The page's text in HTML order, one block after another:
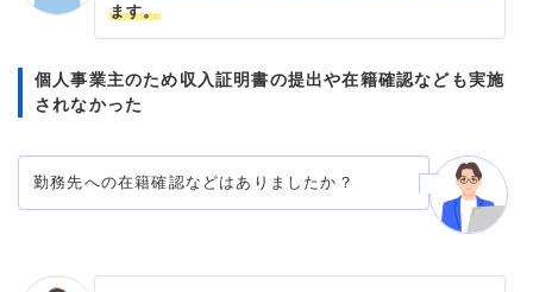
ます。
個人事業主のため収入証明書の提出や在籍確認なども実施
されなかった
勤務先への在籍確認などはありましたか？